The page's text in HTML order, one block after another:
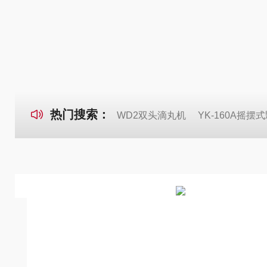
热门搜索： WD2双头滴丸机 YK-160A摇摆